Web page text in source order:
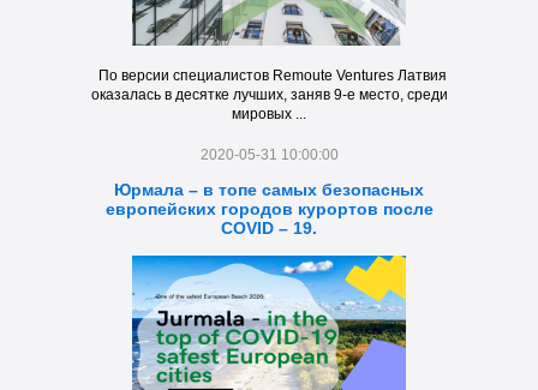
По версии специалистов Remoute Ventures Латвия
оказалась в десятке лучших, заняв 9-е место, среди
мировых ...
2020-05-31 10:00:00
Юрмала – в топе самых безопасных
европейских городов курортов после
COVID – 19.